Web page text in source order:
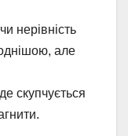
нерівність
але
скупчується